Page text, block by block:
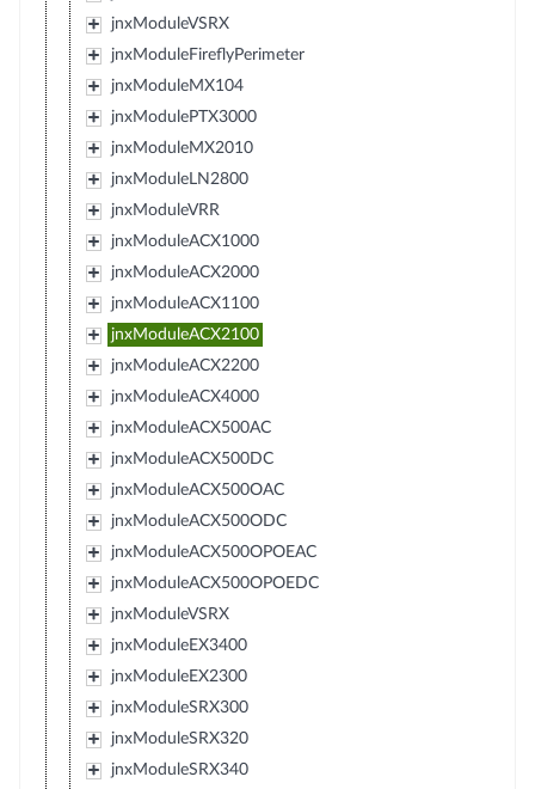
jnxModuleVSRX
jnxModuleFireflyPerimeter
jnxModuleMX104
jnxModulePTX3000
jnxModuleMX2010
jnxModuleLN2800
jnxModuleVRR
jnxModuleACX1000
jnxModuleACX2000
jnxModuleACX1100
jnxModuleACX2100
jnxModuleACX2200
jnxModuleACX4000
jnxModuleACX500AC
jnxModuleACX500DC
jnxModuleACX500OAC
jnxModuleACX500ODC
jnxModuleACX500OPOEAC
jnxModuleACX500OPOEDC
jnxModuleVSRX
jnxModuleEX3400
jnxModuleEX2300
jnxModuleSRX300
jnxModuleSRX320
jnxModuleSRX340